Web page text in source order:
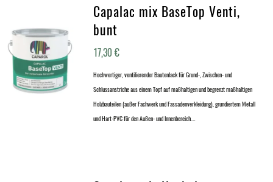
Capalac mix BaseTop Venti,
bunt
17,30€
Hochwertiger, ventilierender Bautenlack für Grund-, Zwischen- und
Schlussanstriche aus einem Topf auf maßhaltigen und begrenzt maßhaltigen
Holzbauteilen (außer Fachwerk und Fassadenverkleidung), grundiertem Metall
und Hart-PVC für den Außen- und Innenbereich.…